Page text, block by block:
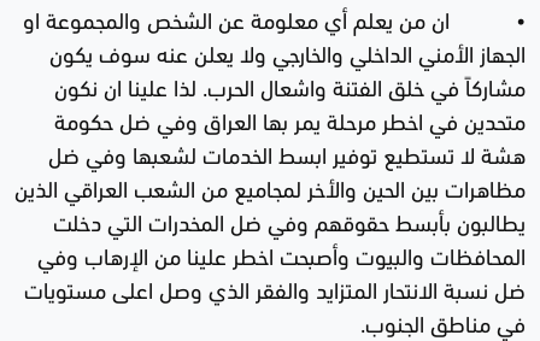
• ان من يعلم أي معلومة عن الشخص والمجموعة او
الجهاز الأمني الداخلي والخارجي ولا يعلن عنه سوف يكون
مشاركاً في خلق الفتنة واشعال الحرب. لذا علينا ان نكون
متحدين في اخطر مرحلة يمر بها العراق وفي ضل حكومة
هشة لا تستطيع توفير ابسط الخدمات لشعبها وفي ضل
مظاهرات بين الحين والأخر لمجاميع من الشعب العراقي الذين
يطالبون بأبسط حقوقهم وفي ضل المخدرات التي دخلت
المحافظات والبيوت وأصبحت اخطر علينا من الإرهاب وفي
ضل نسبة الانتحار المتزايد والفقر الذي وصل اعلى مستويات
في مناطق الجنوب.